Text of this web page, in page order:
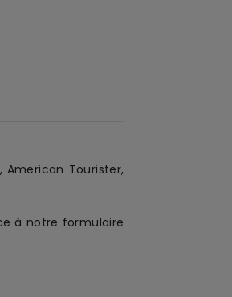
American Tourister,
à notre formulaire